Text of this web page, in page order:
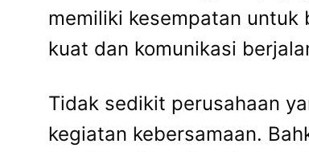
memiliki kesempatan
kuat dan komunikasi
Tidak sedikit perusahaan
kegiatan kebersamaan.